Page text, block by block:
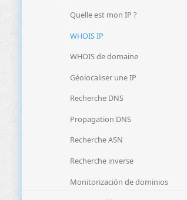
Quelle est mon IP ?
WHOIS IP
WHOIS de domaine
Géolocaliser une IP
Recherche DNS
Propagation DNS
Recherche ASN
Recherche inverse
Monitorización de dominios